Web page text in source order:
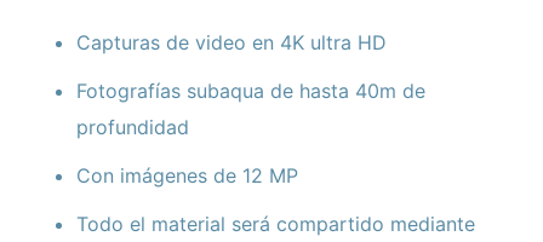
Capturas de video en 4K ultra HD
Fotografías subaqua de hasta 40m de
profundidad
Con imágenes de 12 MP
Todo el material será compartido mediante